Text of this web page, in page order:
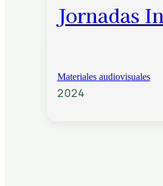
Jornadas
Materiales audiovisuales
2024